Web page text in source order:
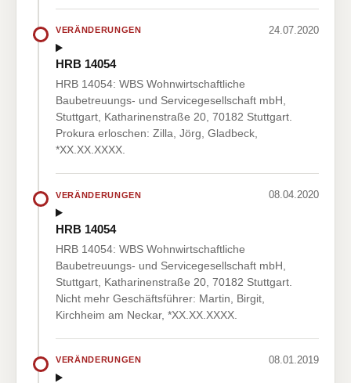
VERÄNDERUNGEN 24.07.2020
HRB 14054
HRB 14054: WBS Wohnwirtschaftliche
Baubetreuungs- und Servicegesellschaft mbH,
Stuttgart, Katharinenstraße 20, 70182 Stuttgart.
Prokura erloschen: Zilla, Jörg, Gladbeck,
*XX.XX.XXXX.
VERÄNDERUNGEN 08.04.2020
HRB 14054
HRB 14054: WBS Wohnwirtschaftliche
Baubetreuungs- und Servicegesellschaft mbH,
Stuttgart, Katharinenstraße 20, 70182 Stuttgart.
Nicht mehr Geschäftsführer: Martin, Birgit,
Kirchheim am Neckar, *XX.XX.XXXX.
VERÄNDERUNGEN 08.01.2019